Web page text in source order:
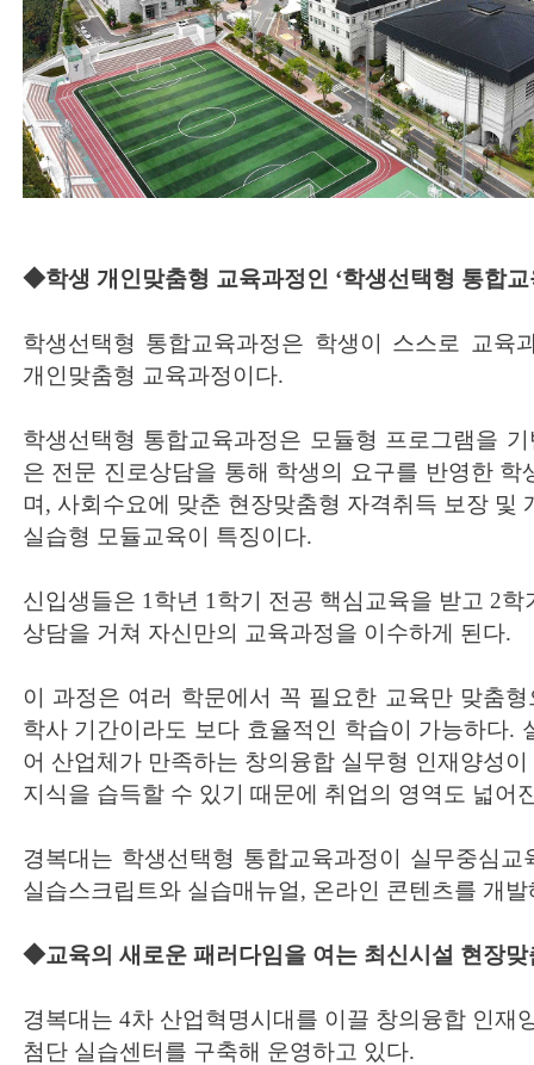
◆학생 개인맞춤형 교육과정인 ‘학생선택형 통합교
학생선택형 통합교육과정은 학생이 스스로 교육
개인맞춤형 교육과정이다.
학생선택형 통합교육과정은 모듈형 프로그램을
은 전문 진로상담을 통해 학생의 요구를 반영한 학
며, 사회수요에 맞춘 현장맞춤형 자격취득 보장 및
실습형 모듈교육이 특징이다.
신입생들은 1학년 1학기 전공 핵심교육을 받고 2
상담을 거쳐 자신만의 교육과정을 이수하게 된다.
이 과정은 여러 학문에서 꼭 필요한 교육만 맞춤
학사 기간이라도 보다 효율적인 학습이 가능하다.
어 산업체가 만족하는 창의융합 실무형 인재양성
지식을 습득할 수 있기 때문에 취업의 영역도 넓어
경복대는 학생선택형 통합교육과정이 실무중심
실습스크립트와 실습매뉴얼, 온라인 콘텐츠를 개
◆교육의 새로운 패러다임을 여는 최신시설 현장맞
경복대는 4차 산업혁명시대를 이끌 창의융합 인재
첨단 실습센터를 구축해 운영하고 있다.